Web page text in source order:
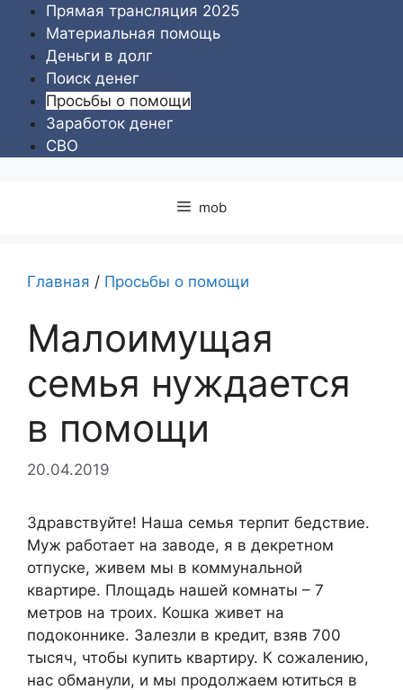
Перейти
содержимому
Прямая трансляция 2025
Материальная помощь
Деньги в долг
Поиск денег
Просьбы о помощи
Заработок денег
СВО
mob
Главная / Просьбы о помощи
Малоимущая
семья нуждается
в помощи
20.04.2019
Здравствуйте! Наша семья терпит бедствие.
Муж работает на заводе, я в декретном
отпуске, живем мы в коммунальной
квартире. Площадь нашей комнаты – 7
метров на троих. Кошка живет на
подоконнике. Залезли в кредит, взяв 700
тысяч, чтобы купить квартиру. К сожалению,
нас обманули, и мы продолжаем ютиться в